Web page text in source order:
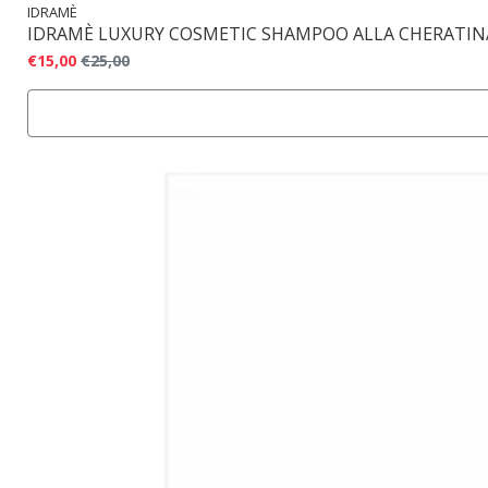
IDRAMÈ
IDRAMÈ LUXURY COSMETIC SHAMPOO ALLA
€15,00 €25,00